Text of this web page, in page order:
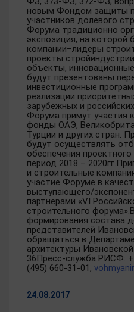
новым Фондом защиты
участников долевого
Форума традиционно
экспозиция, на которой
компании–лидеры
проекты
объекты,
будут презентованы
инвестиционные
реализации
зарубежных и
Форума примут участия
фонды ОАЭ,
Турции и других стран.
будут осуществлять
обеспечения
период 2018 –
и строительные
участие Форуме в
выступающего/
партнерами «VI
строительного
формирования состава
представителей
обращаться в
архитектуры
36Пресс-служба РИСФ:
(495) 660-31-01,
24.08.2017